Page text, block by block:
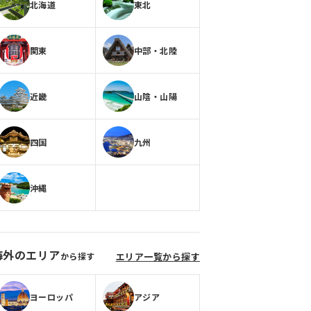
北海道 東北
関東 中部・北陸
近畿 山陰・山陽
四国 九州
沖縄
外のエリアから探す エリア一覧から探す
ヨーロッパ アジア